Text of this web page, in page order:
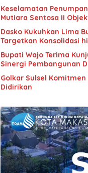
Keselamatan
Mutiara Sentosa II
Dasko Kukuhkan Lima
Targetkan Konsolidasi
Bupati Wajo Terima
Sinergi Pembangunan
Golkar Sulsel
Didirikan